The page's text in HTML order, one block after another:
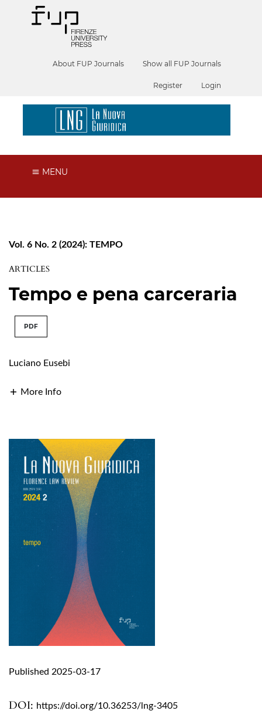
About FUP Journals Show all FUP Journals
Register Login
MENU
Vol. 6 No. 2 (2024): TEMPO
ARTICLES
Tempo e pena carceraria
PDF
Luciano Eusebi
More Info
DOI: https://doi.org/10.36253/lng-3405
Published 2025-03-17